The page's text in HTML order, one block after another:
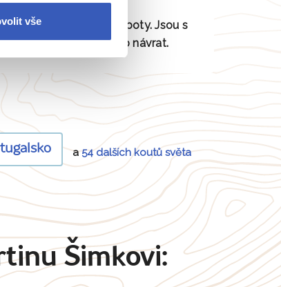
vše
místa znají jako své boty. Jsou s
vámi od odjezdu až po návrat.
a54 dalších koutů světa
Šimkovi: